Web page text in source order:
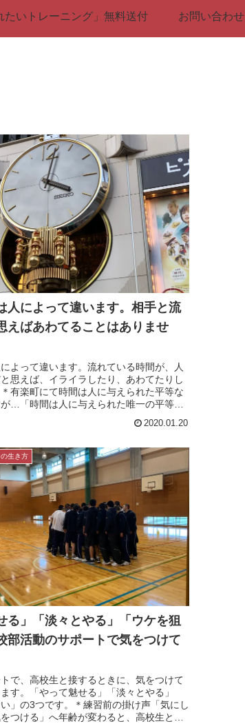
たいトレーニング」無料送付 お問い合わせ
人によって違います。相手と流
えばあわてることはありませ
よって違います。流れている時間が、人
思えば、イライラしたり、あわてたりし
有楽町にて時間は人に与えられた平等な
…「時間は人に与えられた唯一の平等
2020.01.20
生き方
る」「淡々とやる」「ウケを狙
部活動のサポートで気をつけて
で、高校生と接するときに、気をつけて
す。「やって魅せる」「淡々とやる」
い」の3つです。＊練習前の掛け声「気にし
つける」へ年齢が変わると、高校生との